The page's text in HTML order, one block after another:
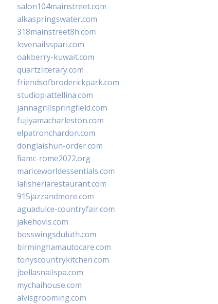
salon104mainstreet.com
alkaspringswater.com
318mainstreet8h.com
lovenailsspari.com
oakberry-kuwait.com
quartzliterary.com
friendsofbroderickpark.com
studiopiattellina.com
jannagrillspringfield.com
fujiyamacharleston.com
elpatronchardon.com
donglaishun-order.com
fiamc-rome2022.org
mariceworldessentials.com
lafisheriarestaurant.com
915jazzandmore.com
aguadulce-countryfair.com
jakehovis.com
bosswingsduluth.com
birminghamautocare.com
tonyscountrykitchen.com
jbellasnailspa.com
mychaihouse.com
alvisgrooming.com